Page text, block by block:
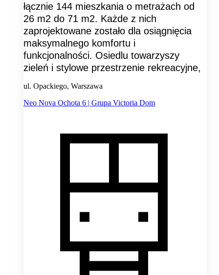
łącznie 144 mieszkania o metrażach od
26 m2 do 71 m2. Każde z nich
zaprojektowane zostało dla osiągnięcia
maksymalnego komfortu i
funkcjonalności. Osiedlu towarzyszy
zieleń i stylowe przestrzenie rekreacyjne,
ul. Opackiego, Warszawa
Neo Nova Ochota 6 | Grupa Victoria Dom